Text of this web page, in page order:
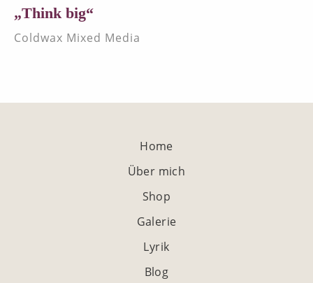
„Think big“
Coldwax Mixed Media
Home
Über mich
Shop
Galerie
Lyrik
Blog